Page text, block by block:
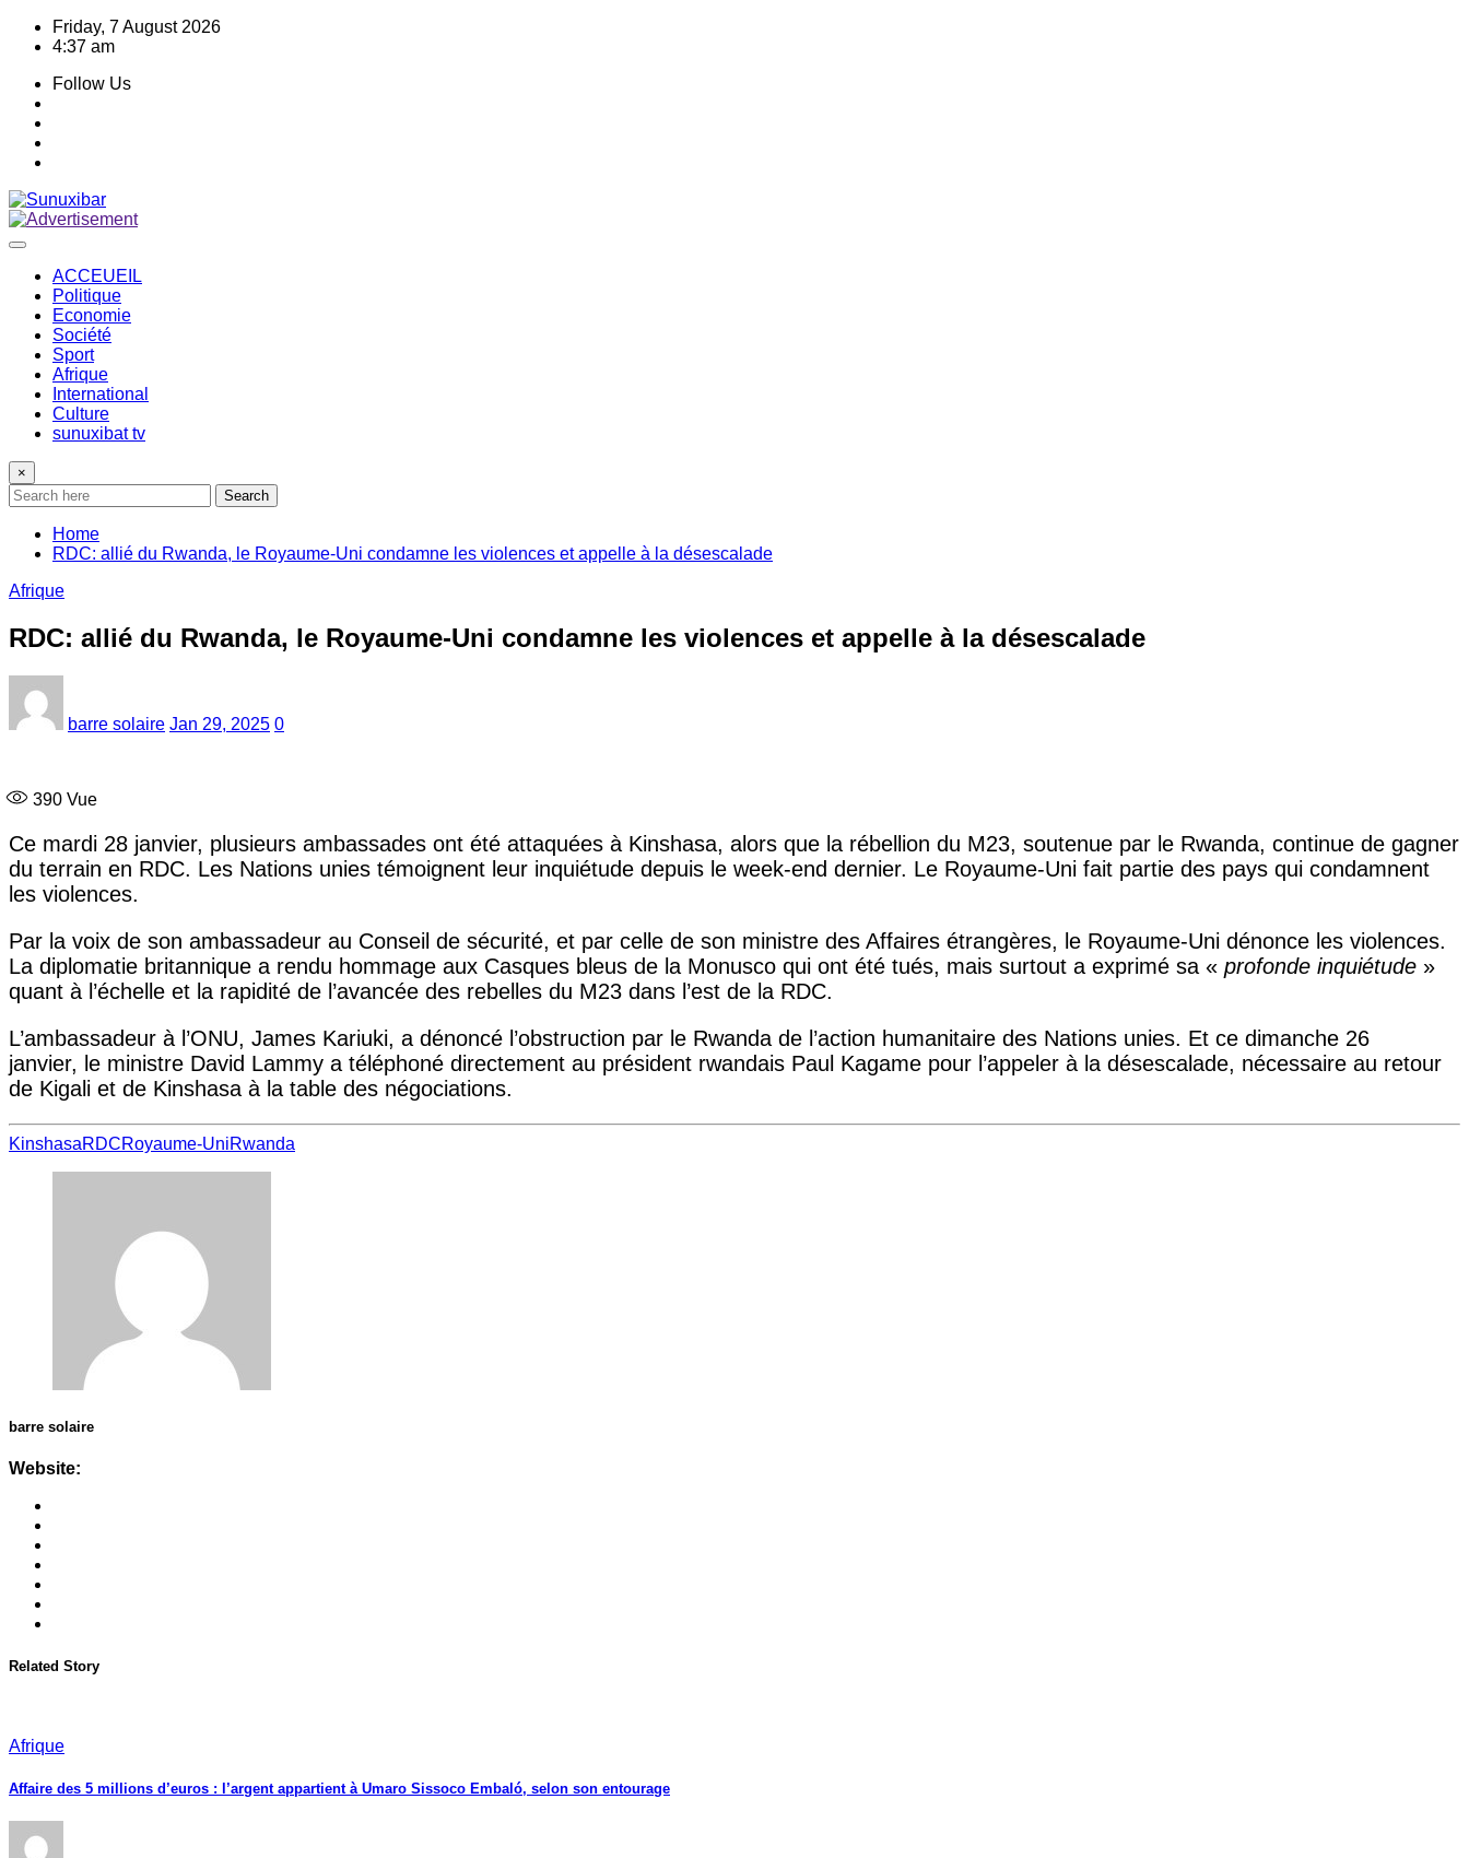
Skip
Friday, 7 August 2026
4:37 am
Follow Us
ACCEUEIL
Politique
Economie
Société
Sport
Afrique
International
Culture
sunuxibat tv
×
Search
Home
RDC: allié du Rwanda, le Royaume-Uni condamne les violences et appelle à la désescalade
Afrique
RDC: allié du Rwanda, le Royaume-Uni condamne les violences et appelle à la désescalade
barre solaire Jan 29, 2025 0
390 Vue
Ce mardi 28 janvier, plusieurs ambassades ont été attaquées à Kinshasa, alors que la rébellion du M23, soutenue par le Rwanda, continue de gagner
du terrain en RDC. Les Nations unies témoignent leur inquiétude depuis le week-end dernier. Le Royaume-Uni fait partie des pays qui condamnent
les violences.
Par la voix de son ambassadeur au Conseil de sécurité, et par celle de son ministre des Affaires étrangères, le Royaume-Uni dénonce les violences.
La diplomatie britannique a rendu hommage aux Casques bleus de la Monusco qui ont été tués, mais surtout a exprimé sa « profonde inquiétude »
quant à l’échelle et la rapidité de l’avancée des rebelles du M23 dans l’est de la RDC.
L’ambassadeur à l’ONU, James Kariuki, a dénoncé l’obstruction par le Rwanda de l’action humanitaire des Nations unies. Et ce dimanche 26
janvier, le ministre David Lammy a téléphoné directement au président rwandais Paul Kagame pour l’appeler à la désescalade, nécessaire au retour
de Kigali et de Kinshasa à la table des négociations.
KinshasaRDCRoyaume-UniRwanda
barre solaire
Website:
Related Story
Afrique
Affaire des 5 millions d’euros : l’argent appartient à Umaro Sissoco Embaló, selon son entourage